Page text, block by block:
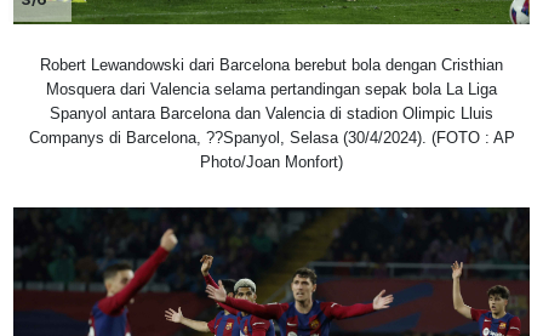
Robert Lewandowski dari Barcelona berebut bola dengan Cristhian
Mosquera dari Valencia selama pertandingan sepak bola La Liga
Spanyol antara Barcelona dan Valencia di stadion Olimpic Lluis
Companys di Barcelona, ??Spanyol, Selasa (30/4/2024). (FOTO : AP
Photo/Joan Monfort)